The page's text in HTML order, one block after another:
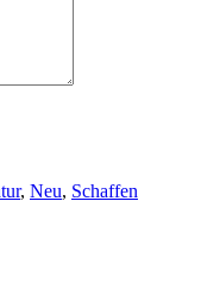
, Neu, Schaffen